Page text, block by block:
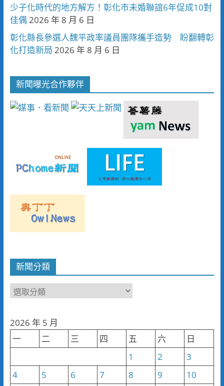
少子化時代的地方解方！彰化市未婚聯誼6年促成10對
佳偶 2026 年 8 月 6 日
彰化縣長參選人魏平政率議員團隊攜手造勢 盼翻轉彰
化打造新局 2026 年 8 月 6 日
新聞曝光合作夥伴
新聞分類
新
類
2026 年 5 月
一
二 三 四 五 六
日
1
2
3
4
5 6 7 8 9
10